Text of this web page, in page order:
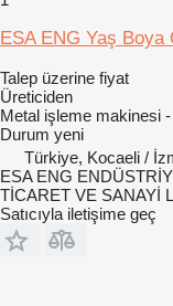
ESA ENG Yaş Boya
Talep üzerine fiyat
Üreticiden
Metal işleme makinesi
Durum yeni
Türkiye, Kocaeli /
ESA ENG
TİCARET VE SANAYİ
Satıcıyla iletişime geç